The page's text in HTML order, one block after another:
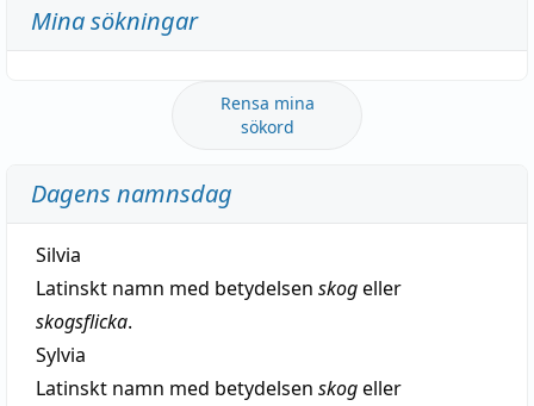
Mina sökningar
Rensa mina
sökord
Dagens namnsdag
Silvia
Latinskt namn med betydelsen skogeller
skogsflicka.
Sylvia
Latinskt namn med betydelsen skogeller